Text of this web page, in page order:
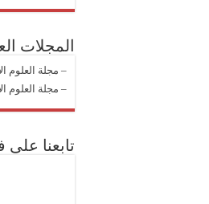
المجلات
– مجلة العلوم
– مجلة العلوم
تابعنا